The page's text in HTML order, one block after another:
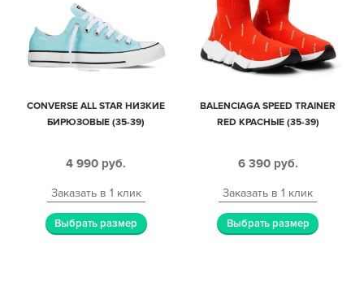
CONVERSE ALL STAR НИЗКИЕ
БИРЮЗОВЫЕ (35-39)
4 990 руб.
Заказать в 1 клик
Выбрать размер
BALENCIAGA SPEED TRAINER
RED КРАСНЫЕ (35-39)
6 390 руб.
Заказать в 1 клик
Выбрать размер